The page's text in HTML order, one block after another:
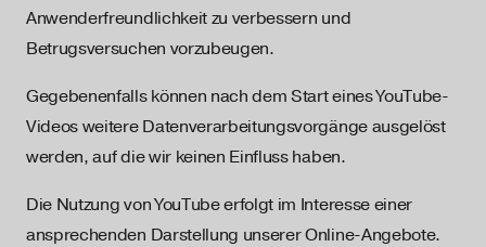
Anwenderfreundlichkeit zu verbessern und
Betrugsversuchen vorzubeugen.
Gegebenenfalls können nach dem Start eines YouTube-
Videos weitere Datenverarbeitungsvorgänge ausgelöst
werden, auf die wir keinen Einfluss haben.
Die Nutzung von YouTube erfolgt im Interesse einer
ansprechenden Darstellung unserer Online-Angebote.